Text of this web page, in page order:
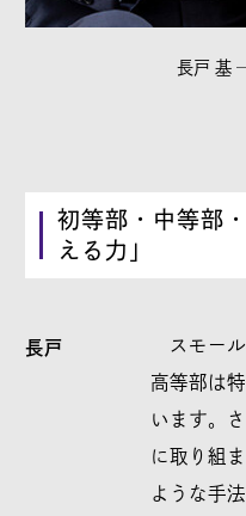
長戸 基
初等部・中等部
える力」
長戸
スモール
高等部は
います。
に取り組
ような手